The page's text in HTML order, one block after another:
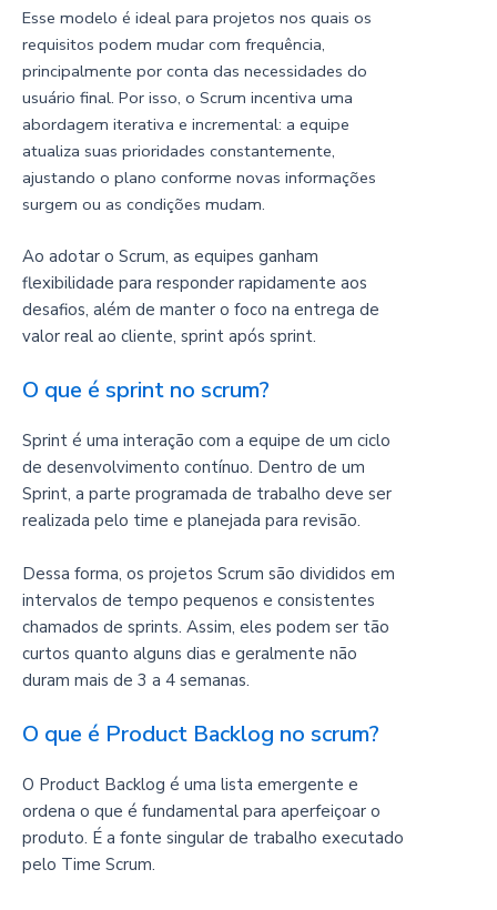
Esse modelo é ideal para projetos nos quais os
requisitos podem mudar com frequência,
principalmente por conta das necessidades do
usuário final. Por isso, o Scrum incentiva uma
abordagem iterativa e incremental: a equipe
atualiza suas prioridades constantemente,
ajustando o plano conforme novas informações
surgem ou as condições mudam.
Ao adotar o Scrum, as equipes ganham
flexibilidade para responder rapidamente aos
desafios, além de manter o foco na entrega de
valor real ao cliente, sprint após sprint.
O que é sprint no scrum?
Sprint é uma interação com a equipe de um ciclo
de desenvolvimento contínuo. Dentro de um
Sprint, a parte programada de trabalho deve ser
realizada pelo time e planejada para revisão.
Dessa forma, os projetos Scrum são divididos em
intervalos de tempo pequenos e consistentes
chamados de sprints. Assim, eles podem ser tão
curtos quanto alguns dias e geralmente não
duram mais de 3 a 4 semanas.
O que é Product Backlog no scrum?
O Product Backlog é uma lista emergente e
ordena o que é fundamental para aperfeiçoar o
produto. É a fonte singular de trabalho executado
pelo Time Scrum.